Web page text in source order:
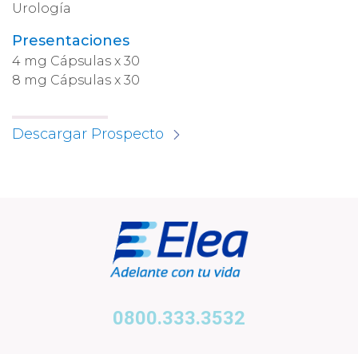
Urología
Presentaciones
4 mg Cápsulas x 30
8 mg Cápsulas x 30
Descargar Prospecto
0800.333.3532